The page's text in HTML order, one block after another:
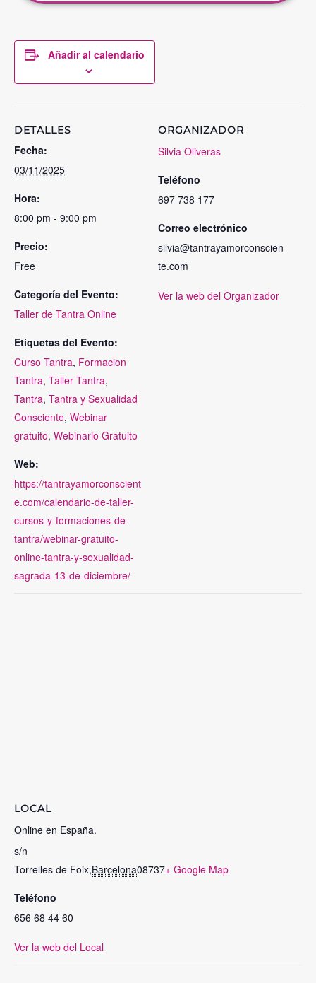
Añadir al calendario
DETALLES
Fecha:
03/11/2025
Hora:
8:00 pm - 9:00 pm
Precio:
Free
Categoría del Evento:
Taller de Tantra Online
Etiquetas del Evento:
Curso Tantra, Formacion
Tantra, Taller Tantra,
Tantra, Tantra y Sexualidad
Consciente, Webinar
gratuito, Webinario Gratuito
Web:
https://tantrayamorconscient
e.com/calendario-de-taller-
cursos-y-formaciones-de-
tantra/webinar-gratuito-
online-tantra-y-sexualidad-
sagrada-13-de-diciembre/
ORGANIZADOR
Silvia Oliveras
Teléfono
697 738 177
Correo electrónico
silvia@tantrayamorconscien
te.com
Ver la web del Organizador
LOCAL
Online en España.
s/n
Torrelles de Foix,Barcelona08737+ Google Map
Teléfono
656 68 44 60
Ver la web del Local